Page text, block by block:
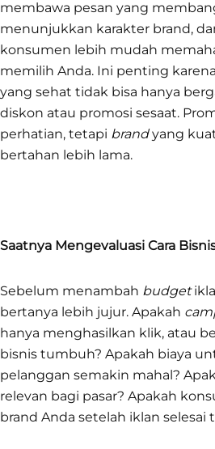
membawa pesan yang
menunjukkan karakter brand,
konsumen lebih mudah
memilih Anda. Ini penting
yang sehat tidak bisa hanya
diskon atau promosi sesaat.
perhatian, tetapi brandyang
bertahan lebih lama.
Saatnya Mengevaluasi Cara
Sebelum menambah budget
bertanya lebih jujur. Apakah
hanya menghasilkan klik, atau
bisnis tumbuh? Apakah biaya
pelanggan semakin mahal?
relevan bagi pasar? Apakah
brand Anda setelah iklan selesai